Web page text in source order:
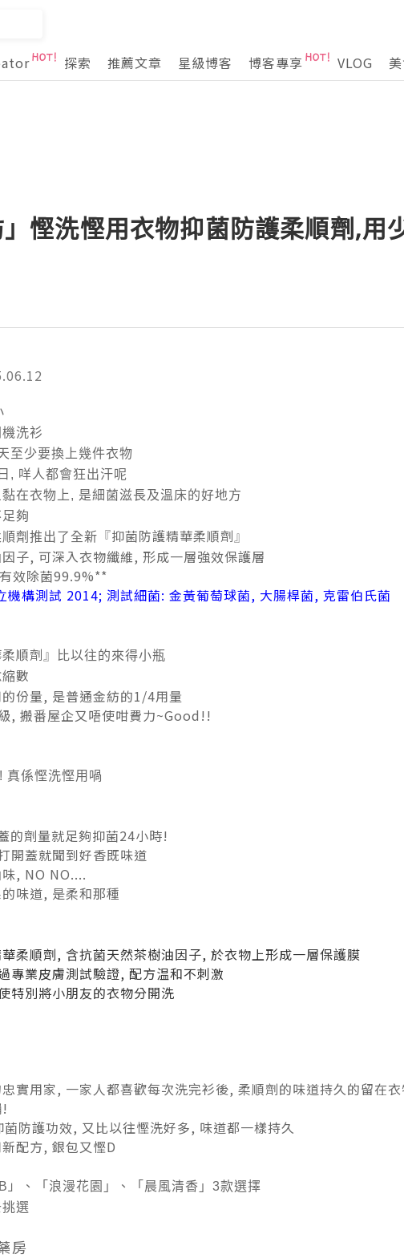
探索 推薦文章 星級博客 博客專享 VLOG
慳洗慳用衣物抑菌防護柔順劑,用
洗衫
至少要換上幾件衣物
, 咩人都會狂出汗呢
在衣物上, 是細菌滋長及溫床的好地方
夠
劑推出了全新 『抑菌防護精華柔順劑 』
子, 可深入衣物纖維, 形成一層強效保護層
效除菌99.9%**
構測試 2014; 測試細菌: 金黃葡萄球菌, 大腸桿菌, 克雷伯氏菌
順劑 』比以往的來得小瓶
數
份量, 是普通金紡的1/4用量
, 搬番屋企又唔使咁費力~Good!!
真係慳洗慳用喎
的劑量就足夠抑菌24小時!
開蓋就聞到好香既味道
, NO NO....
味道, 是柔和那種
柔順劑, 含抗菌天然茶樹油因子, 於衣物上形成一層保護膜
專業皮膚測試驗證, 配方温和不刺激
特別將小朋友的衣物分開洗
實用家, 一家人都喜歡每次洗完衫後, 柔順劑的味道持久的留在
防護功效, 又比以往慳洗好多, 味道都一樣持久
配方, 銀包又慳D
」
、「浪漫花園」、「晨風清香」3款選擇
選
房